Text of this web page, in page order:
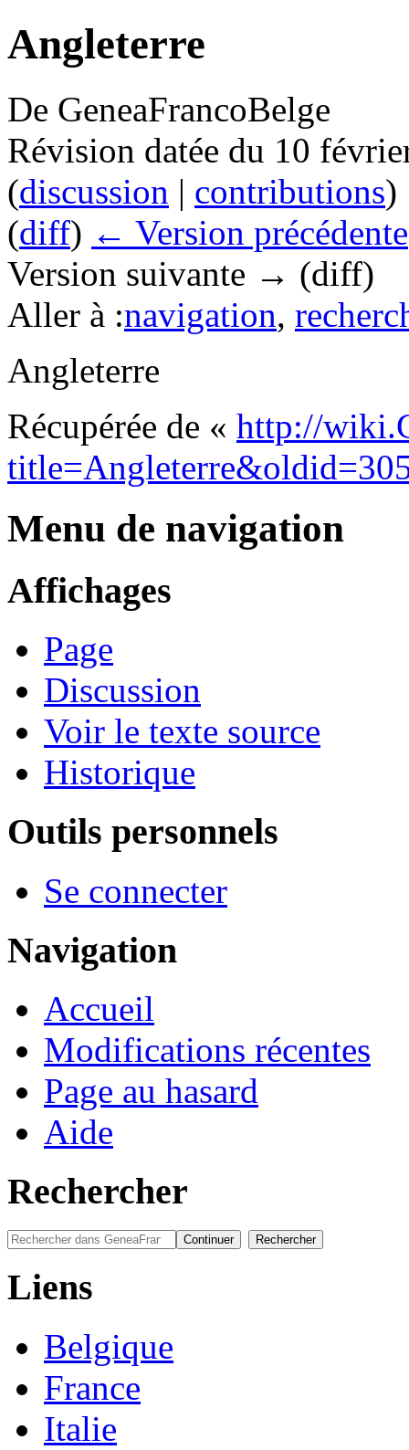
Angleterre
De GeneaFrancoBelge
Révision datée du 10
(discussion | contributions)
(diff) ← Version précédente
Version suivante → (diff)
Aller à :navigation,
Angleterre
Récupérée de « http://
Menu de navigation
Affichages
Page
Discussion
Voir le texte source
Historique
Outils personnels
Se connecter
Navigation
Accueil
Modifications récentes
Page au hasard
Aide
Rechercher
Liens
Belgique
France
Italie